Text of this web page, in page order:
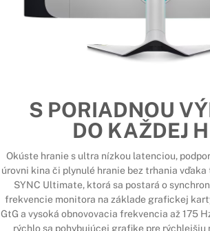
S PORIADNOU
DO KAŽDEJ
Okúste hranie s ultra nízkou latenciou,
úrovni kina či plynulé hranie bez trhania
SYNC Ultimate, ktorá sa postará o
frekvencie monitora na základe grafickej
GtG a vysoká obnovovacia frekvencia až 175
rýchlo sa pohybujúcej grafike pre rýchlejšiu